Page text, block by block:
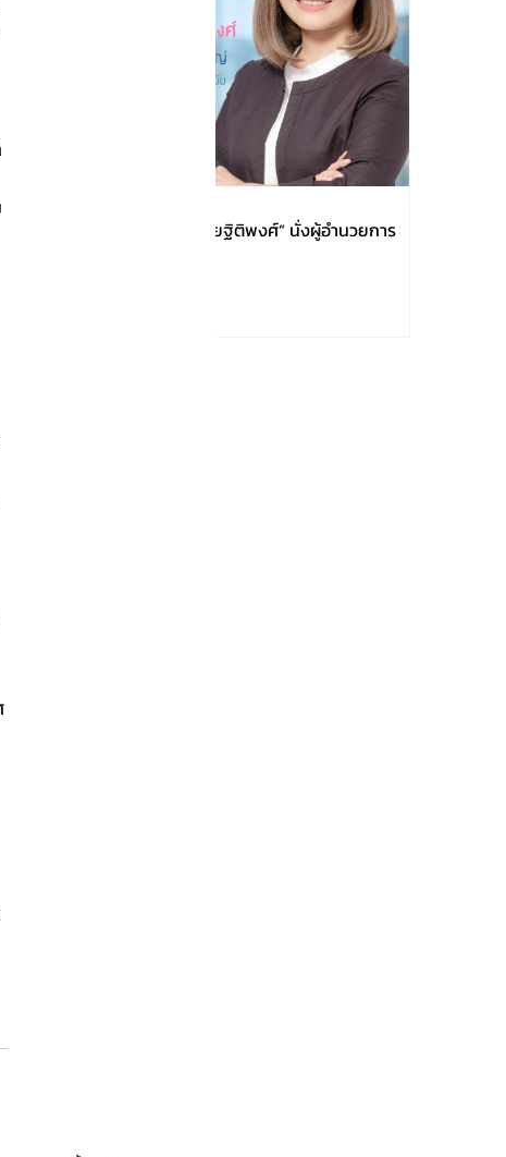
AOT แต่งตั้ง “ปวีณา จริยฐิติพงศ์” นั่งผู้อำนวยการ